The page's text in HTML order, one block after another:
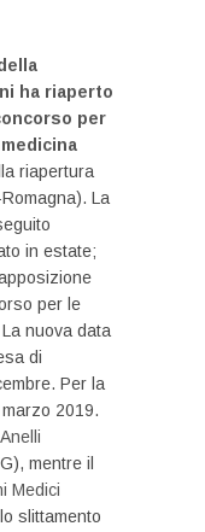
ha riaperto
per
riapertura
La
in estate;
per le
nuova data
di
Per la
2019.
Anelli
mentre il
Medici
slittamento